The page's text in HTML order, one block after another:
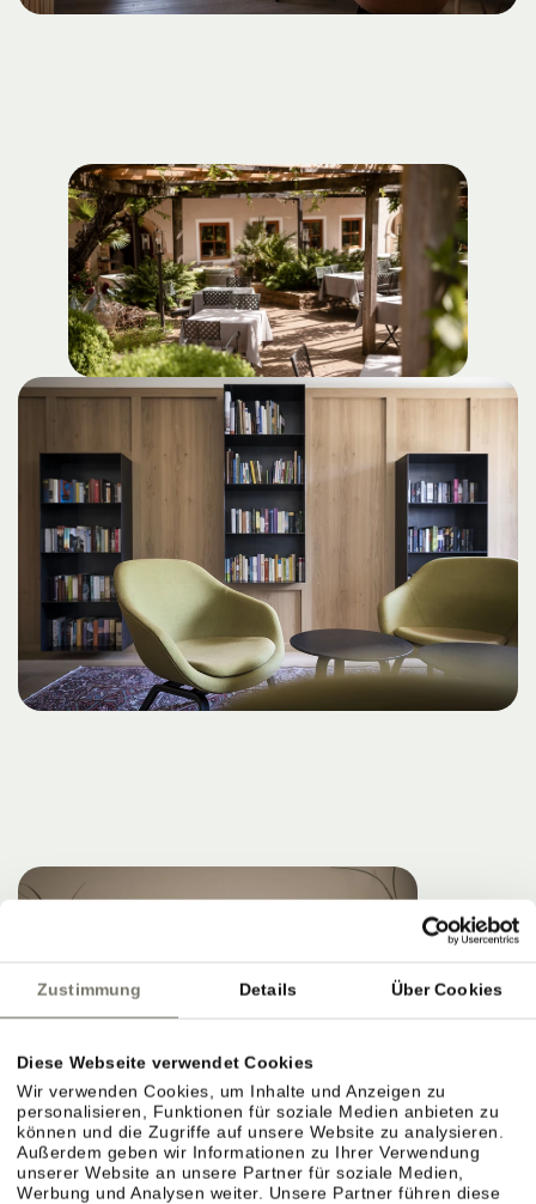
Zustimmung Details Über Cookies
Diese Webseite verwendet Cookies
Wir verwenden Cookies, um Inhalte und Anzeigen zu
personalisieren, Funktionen für soziale Medien anbieten zu
können und die Zugriffe auf unsere Website zu analysieren.
Außerdem geben wir Informationen zu Ihrer Verwendung
unserer Website an unsere Partner für soziale Medien,
Werbung und Analysen weiter. Unsere Partner führen diese